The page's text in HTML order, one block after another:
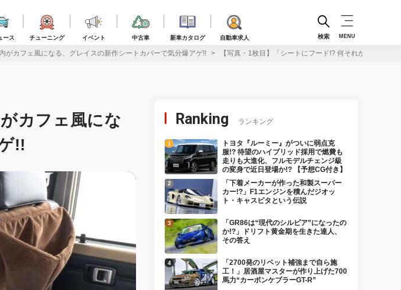
ース チューニング イベント 中古車 新車カタログ 自動車求人 検索 MENU
がカフェ風になる、グレイスの新作シートカバーで気分爆アゲ!! 【写真・1枚目】「シートにフード!? 何それかわいい！
カフェ風にな
!!
Ranking ランキング
トヨタ『ルーミー』がついに弱点克
服!? 待望のハイブリッド採用で燃費も
走りも大進化、フルモデルチェンジ級
の変身で近日登場か!? 【予想CG付き】
「下着メーカーが作った和製スーパー
カー!?」F1エンジンを積んだジオッ
ト・キャスピタという伝説
「GR86は“現代のシルビア”になったの
か!?」ドリフト黄金期を生きた達人、
その答え
「2700発のリベット補強まで自ら施
工！」居酒屋マスターが作り上げた700
馬力“カーボンケブラーGT-R”